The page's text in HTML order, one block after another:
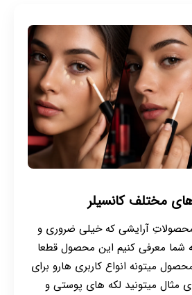
مختلف کانسیلر
محصولاتِ آرایشی که خیلی ضروری و
معرفی کنیم این محصول قطعا
میتونه انواع کاربری هارو برای
مثال میتونید لکه های پوستی و